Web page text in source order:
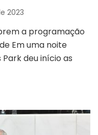
2023
a programação
Em uma noite
Park deu início as